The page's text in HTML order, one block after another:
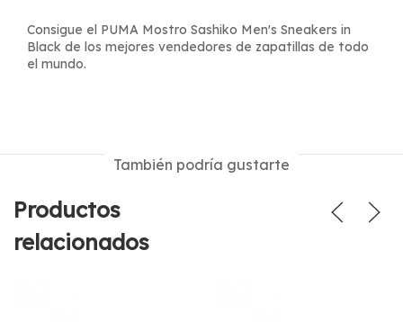
Consigue el PUMA Mostro Sashiko Men's Sneakers in
Black de los mejores vendedores de zapatillas de todo
el mundo.
También podría gustarte
Productos
relacionados